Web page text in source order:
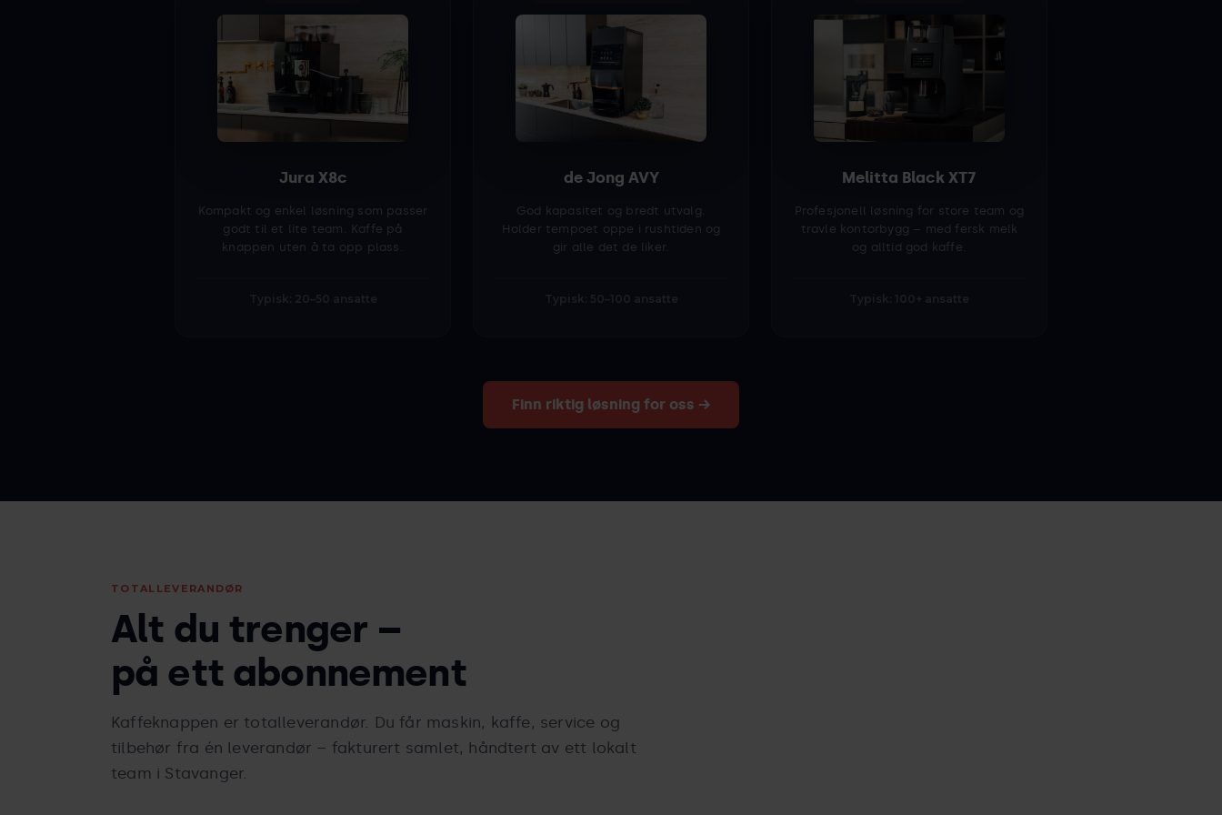
Jura X8c
Kompakt og enkel løsning som passer
godt til et lite team. Kaffe på
knappen uten å ta opp plass.
de Jong AVY
God kapasitet og bredt utvalg.
Holder tempoet oppe i rushtiden og
gir alle det de liker.
Melitta Black XT7
Profesjonell løsning for store team og
travle kontorbygg – med fersk melk
og alltid god kaffe.
Finn riktig løsning for oss →
TOTALLEVERANDØR
Alt du trenger –
på ett abonnement
Kaffeknappen er totalleverandør. Du får maskin, kaffe, service og
tilbehør fra én leverandør – fakturert samlet, håndtert av ett lokalt
team i Stavanger.